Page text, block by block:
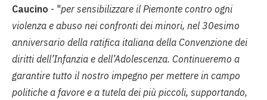
Caucino - "per sensibilizzare il Piemonte contro ogni
violenza e abuso nei confronti dei minori, nel 30esimo
anniversario della ratifica italiana della Convenzione dei
diritti dell’Infanzia e dell’Adolescenza. Continueremo a
garantire tutto il nostro impegno per mettere in campo
politiche a favore e a tutela dei più piccoli, supportando,